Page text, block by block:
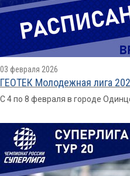
03 февраля 2026
ГЕОТЕК Молодежная лига
С 4 по 8 февраля в городе